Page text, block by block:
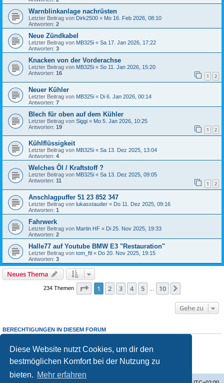
Diese Website nutzt Cookies, um dir den
bestmöglichen Komfort bei der Nutzung zu
bieten. Mehr erfahren
Warnblinkanlage nachrüsten
Letzter Beitrag von Dirk2500 « Mo 16. Feb 2026, 08:10
Antworten: 2
Neue Zündkabel
Letzter Beitrag von MB325i « Sa 17. Jan 2026, 17:22
Antworten: 3
Knacken von der Vorderachse
Letzter Beitrag von MB325i « So 11. Jan 2026, 15:20
Antworten: 16 1 2
Neuer Kühler
Letzter Beitrag von MB325i « Di 6. Jan 2026, 00:14
Antworten: 7
Blech für oben auf dem Kühler
Letzter Beitrag von Siggi « Mo 5. Jan 2026, 10:25
Antworten: 19 1 2
Kühlflüssigkeit
Letzter Beitrag von MB325i « Sa 13. Dez 2025, 13:04
Antworten: 4
Welches Öl / Kraftstoff ?
Letzter Beitrag von MB325i « Sa 13. Dez 2025, 09:05
Antworten: 11 1 2
Anschlagpuffer 51 23 852 347
Letzter Beitrag von lukasstauder « Do 11. Dez 2025, 09:16
Antworten: 1
Fahrwerk
Letzter Beitrag von Martin HF « Di 25. Nov 2025, 19:33
Antworten: 2
Halle77 auf Youtube BMW E3 "Restauration"
Letzter Beitrag von tom_ftl « Do 20. Nov 2025, 19:15
Antworten: 3
Neues Thema
234 Themen Seite 1von 10
1 2 3 4 5 10
Gehe zu
BERECHTIGUNGEN IN DIESEM FORUM
Du darfst
keine Antworten zu Themen in diesem Forum erstellen.
Du darfst deine Beiträge in diesem Forumnichtändern.
Du darfst deine Beiträge in diesem Forum nicht löschen.
keine